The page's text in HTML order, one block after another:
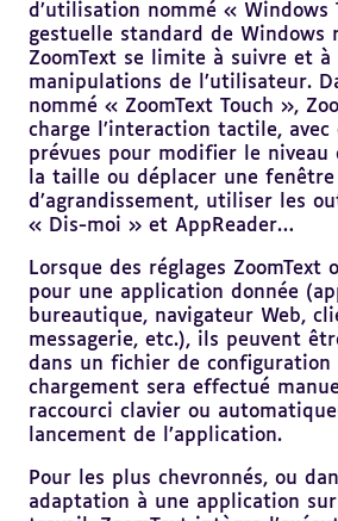
d’utilisation nommé « Windows
gestuelle standard de Windows
ZoomText se limite à suivre et à
manipulations de l’utilisateur.
nommé « ZoomText Touch »,
charge l’interaction tactile, avec
prévues pour modifier le niveau
la taille ou déplacer une fenêtre
d’agrandissement, utiliser les
« Dis-moi » et AppReader…
Lorsque des réglages ZoomText
pour une application donnée
bureautique, navigateur Web,
messagerie, etc.), ils peuvent
dans un fichier de configuration
chargement sera effectué
raccourci clavier ou
lancement de l’application.
Pour les plus chevronnés, ou
adaptation à une application